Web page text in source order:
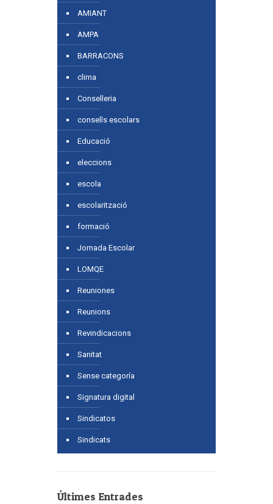
AMIANT
AMPA
BARRACONS
clima
Conselleria
consells escolars
Educació
eleccions
escola
escolarització
formació
Jornada Escolar
LOMQE
Reuniones
Reunions
Revindicacions
Sanitat
Sense categoría
Signatura digital
Sindicatos
Sindicats
Últimes Entrades